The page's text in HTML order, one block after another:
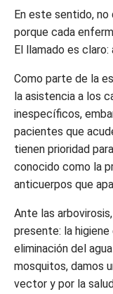
En este sentido,
porque cada
El llamado es claro:
Como parte de la
la asistencia a los
inespecíficos,
pacientes que
tienen prioridad
conocido como la
anticuerpos que
Ante las
presente: la
eliminación del
mosquitos, damos
vector y por la